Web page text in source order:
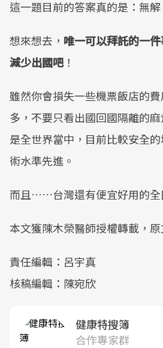
這一題目前的答案真的是：無解
想來想去， 唯一可以拜託的一
減少出國吧！
雖然你會損失一些機票飯店的
多，不要只看出國回國隔離的
是全世界當中，目前比較安全
術水準先進。
而且……台灣還有便宜好用的全
本文獲陳木榮醫師授權轉載，
責任編輯：呂宇真
核稿編輯：陳宛欣
健康特搜簿
合作專家群